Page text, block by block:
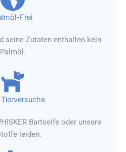
Frei
seine Zutaten enthalten kein
Palmöl.
Bartseife oder unsere
leiden.